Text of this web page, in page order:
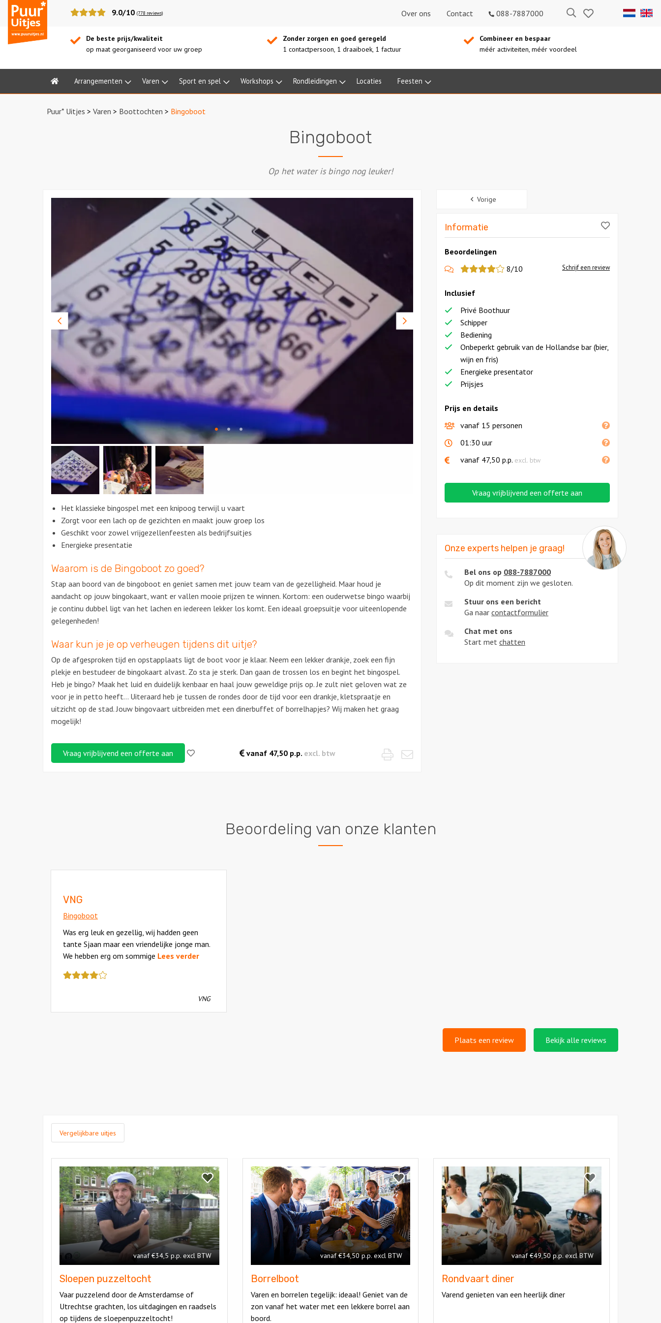
Puur*
Uitjes
9.0/10 (778 reviews) Over ons Contact 088-7887000 ZoekenBewaarde
uitjes
De beste prijs/kwaliteit
op maat georganiseerd voor uw groep
Zonder zorgen en goed geregeld
1 contactpersoon, 1 draaiboek, 1 factuur
Combineer en bespaar
méér activiteiten, méér voordeel
Home Arrangementen Varen Sport en spel Workshops Rondleidingen Locaties Feesten
Puur* Uitjes > Varen > Boottochten > Bingoboot
Bingoboot
Op het water is bingo nog leuker!
Vorige
foto
Volgende
foto
Het klassieke bingospel met een knipoog terwijl u vaart
Zorgt voor een lach op de gezichten en maakt jouw groep los
Geschikt voor zowel vrijgezellenfeesten als bedrijfsuitjes
Energieke presentatie
Waarom is de Bingoboot zo goed?
Stap aan boord van de bingoboot en geniet samen met jouw team van de gezelligheid. Maar houd je
aandacht op jouw bingokaart, want er vallen mooie prijzen te winnen. Kortom: een ouderwetse bingo waarbij
je continu dubbel ligt van het lachen en iedereen lekker los komt. Een ideaal groepsuitje voor uiteenlopende
gelegenheden!
Waar kun je je op verheugen tijdens dit uitje?
Op de afgesproken tijd en opstapplaats ligt de boot voor je klaar. Neem een lekker drankje, zoek een fijn
plekje en bestudeer de bingokaart alvast. Zo sta je sterk. Dan gaan de trossen los en begint het bingospel.
Heb je bingo? Maak het luid en duidelijk kenbaar en haal jouw geweldige prijs op. Je zult niet geloven wat ze
voor je in petto heeft… Uiteraard heb je tussen de rondes door de tijd voor een drankje, kletspraatje en
uitzicht op de stad. Jouw bingovaart uitbreiden met een dinerbuffet of borrelhapjes? Wij maken het graag
mogelijk!
Vraag vrijblijvend een offerte aan Like! vanaf 47,50 p.p. excl. btw Mail
Print
Sidebar
Vorige
Informatie Like!
Beoordelingen
8/10
Schrijf een review
Prijs en details
vanaf 15 personen
01:30 uur
vanaf 47,50 p.p. excl. btw
Inclusief
Privé Boothuur
Schipper
Bediening
Onbeperkt gebruik van de Hollandse bar (bier,
wijn en fris)
Energieke presentator
Prijsjes
Vraag vrijblijvend een offerte aan
Onze experts helpen je graag!
Bel ons op 088-7887000
Op dit moment zijn we gesloten.
Stuur ons een bericht
Ga naar contactformulier
Chat met ons
Start met chatten
Beoordeling van onze klanten
VNG
Bingoboot
Was erg leuk en gezellig, wij hadden geen
tante Sjaan maar een vriendelijke jonge man.
We hebben erg om sommige Lees verder
review
cijfer
VNG
Plaats een review Bekijk alle reviews
Vergelijkbare uitjes
Bekijk
Sloepen
puzzeltocht
vanaf €34,5 p.p. excl BTW
Sloepen puzzeltocht
Vaar puzzelend door de Amsterdamse of
Utrechtse grachten, los uitdagingen en raadsels
op tijdens de sloepenpuzzeltocht!
Sloepen
puzzeltocht
Bekijk
Borrelboot
vanaf €34,50 p.p. excl BTW
Borrelboot
Varen en borrelen tegelijk: ideaal! Geniet van de
zon vanaf het water met een lekkere borrel aan
boord.
Borrelboot
Bekijk
Rondvaart
diner
vanaf €49,50 p.p. excl BTW
Rondvaart diner
Varend genieten van een heerlijk diner
Rondvaart
diner